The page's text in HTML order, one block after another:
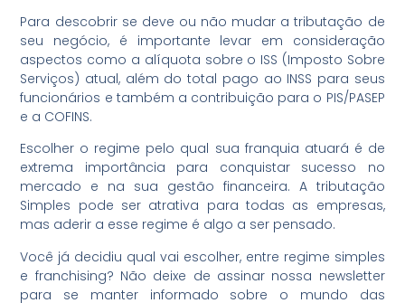
Para descobrir se deve ou não mudar a tributação de
seu negócio, é importante levar em consideração
aspectos como a alíquota sobre o ISS (Imposto Sobre
Serviços) atual, além do total pago ao INSS para seus
funcionários e também a contribuição para o PIS/PASEP
e a COFINS.
Escolher o regime pelo qual sua franquia atuará é de
extrema importância para conquistar sucesso no
mercado e na sua gestão financeira. A tributação
Simples pode ser atrativa para todas as empresas,
mas aderir a esse regime é algo a ser pensado.
Você já decidiu qual vai escolher, entre regime simples
e franchising? Não deixe de assinar nossa newsletter
para se manter informado sobre o mundo das